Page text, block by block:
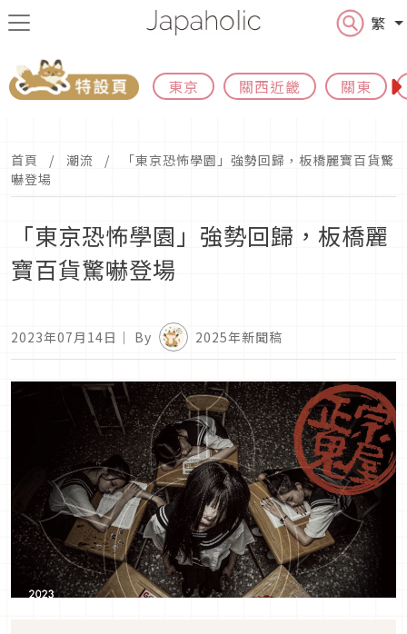
繁
東京 關西近畿 關東
首頁 潮流
「東京恐怖學園」強勢回歸，板橋麗寶百貨驚
嚇登場
「東京恐怖學園」強勢回歸，板橋麗
寶百貨驚嚇登場
2023年07月14日 ｜ By 2025年新聞稿